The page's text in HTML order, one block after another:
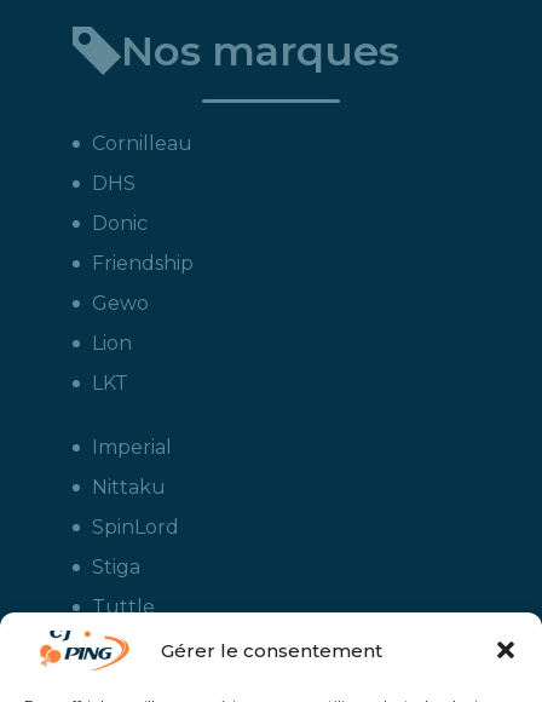
Gérer le consentement
Nos marques
Cornilleau
DHS
Donic
Friendship
Gewo
Lion
LKT
Imperial
Nittaku
SpinLord
Stiga
Tuttle
Xiom